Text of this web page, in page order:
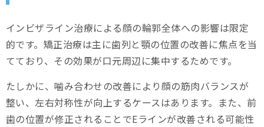
インビザライン治療による顔の輪郭全体への影響は限定
的です。矯正治療は主に歯列と顎の位置の改善に焦点を当
てており、その効果が口元周辺に集中するためです。
たしかに、噛み合わせの改善により顔の筋肉バランスが
整い、左右対称性が向上するケースはあります。また、前
歯の位置が修正されることでEラインが改善される可能性